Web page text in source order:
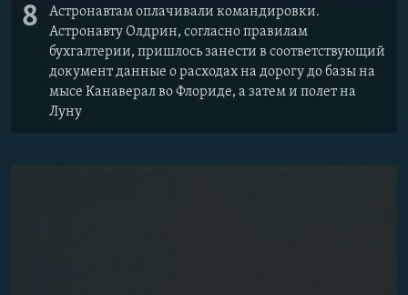
8
Астронавтам оплачивали командировки.
Астронавту Олдрин, согласно правилам
бухгалтерии, пришлось занести в соответствующий
документ данные о расходах на дорогу до базы на
мысе Канаверал во Флориде, а затем и полет на
Луну